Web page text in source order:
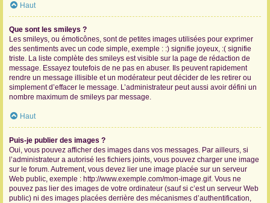
Haut
Que sont les smileys ?
Les smileys, ou émoticônes, sont de petites images utilisées pour exprimer
des sentiments avec un code simple, exemple : :) signifie joyeux, :( signifie
triste. La liste complète des smileys est visible sur la page de rédaction de
message. Essayez toutefois de ne pas en abuser. Ils peuvent rapidement
rendre un message illisible et un modérateur peut décider de les retirer ou
simplement d’effacer le message. L’administrateur peut aussi avoir défini un
nombre maximum de smileys par message.
Haut
Puis-je publier des images ?
Oui, vous pouvez afficher des images dans vos messages. Par ailleurs, si
l’administrateur a autorisé les fichiers joints, vous pouvez charger une image
sur le forum. Autrement, vous devez lier une image placée sur un serveur
Web public, exemple : http://www.exemple.com/mon-image.gif. Vous ne
pouvez pas lier des images de votre ordinateur (sauf si c’est un serveur Web
public) ni des images placées derrière des mécanismes d’authentification,